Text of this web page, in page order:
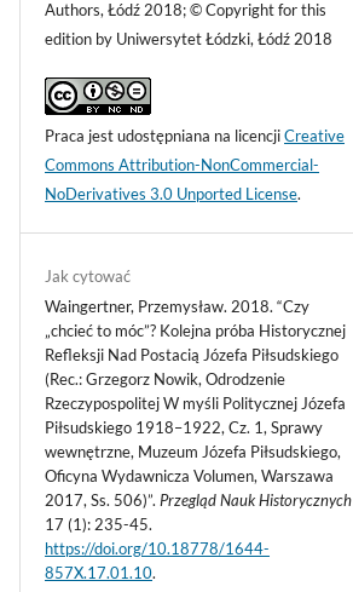
Authors, Łódź 2018; © Copyright for this
edition by Uniwersytet Łódzki, Łódź 2018
Praca jest udostępniana na licencjiCreative
Commons Attribution-NonCommercial-
NoDerivatives 3.0 Unported License.
Jak cytować
Waingertner, Przemysław. 2018. “Czy
„chcieć to móc”? Kolejna próba Historycznej
Refleksji Nad Postacią Józefa Piłsudskiego
(Rec.: Grzegorz Nowik, Odrodzenie
Rzeczypospolitej W myśli Politycznej Józefa
Piłsudskiego 1918–1922, Cz. 1, Sprawy
wewnętrzne, Muzeum Józefa Piłsudskiego,
Oficyna Wydawnicza Volumen, Warszawa
2017, Ss. 506)”. Przegląd Nauk Historycznych
17 (1): 235-45.
https://doi.org/10.18778/1644-
857X.17.01.10.